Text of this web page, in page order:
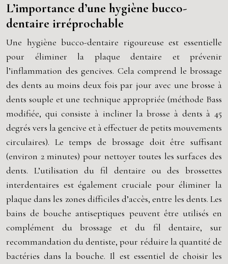
L’importance d’une hygiène bucco-
dentaire irréprochable
Une hygiène bucco-dentaire rigoureuse est essentielle
pour éliminer la plaque dentaire et prévenir
l’inflammation des gencives. Cela comprend le brossage
des dents au moins deux fois par jour avec une brosse à
dents souple et une technique appropriée (méthode Bass
modifiée, qui consiste à incliner la brosse à dents à 45
degrés vers la gencive et à effectuer de petits mouvements
circulaires). Le temps de brossage doit être suffisant
(environ 2 minutes) pour nettoyer toutes les surfaces des
dents. L’utilisation du fil dentaire ou des brossettes
interdentaires est également cruciale pour éliminer la
plaque dans les zones difficiles d’accès, entre les dents. Les
bains de bouche antiseptiques peuvent être utilisés en
complément du brossage et du fil dentaire, sur
recommandation du dentiste, pour réduire la quantité de
bactéries dans la bouche. Il est essentiel de choisir les